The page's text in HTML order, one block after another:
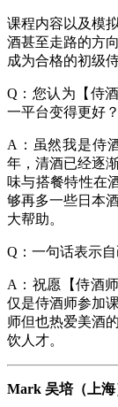
课程内容以及模
酒甚至走路的方
成为合格的初级侍
Q：您认为【侍
一平台变得更好？
A：虽然我是侍
年，清酒已经逐
味与搭餐特性在
够再多一些日本
大帮助。
Q：一句话表示自
A：祝愿【侍酒
仅是侍酒师参加
师但也热爱美酒
饮人才。
Mark 吴培（上